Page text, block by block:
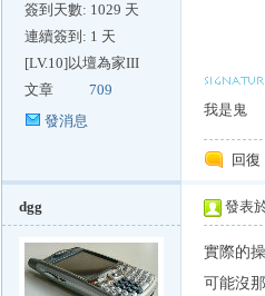
簽到天數: 1029 天
連續簽到: 1 天
[LV.10]以壇為家III
文章
709
發消息
我是鬼
回復
dgg 發表
實際的
可能沒